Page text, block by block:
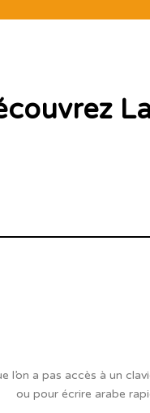
a pas accès à un
ou pour écrire arabe